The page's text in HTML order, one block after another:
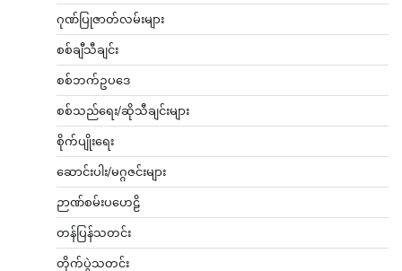
ဂုဏ်ပြုဇာတ်လမ်းများ
စစ်ချီသီချင်း
စစ်ဘက်ဥပဒေ
စစ်သည်ရေး/ဆိုသီချင်းများ
စိုက်ပျိုးရေး
ဆောင်းပါး/မဂ္ဂဇင်းများ
ဉာဏ်စမ်းပဟေဠိ
တန်ပြန်သတင်း
တိုက်ပွဲသတင်း